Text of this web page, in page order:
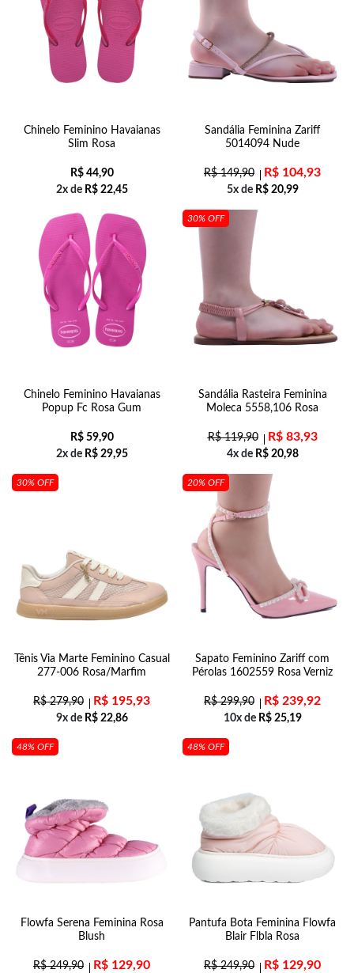
Chinelo Feminino Havaianas
Slim Rosa
R$44,90
2x de R$22,45
Sandália Feminina Zariff
5014094 Nude
R$149,90 R$ 104,93
5x de R$20,99
Chinelo Feminino Havaianas
Popup Fc Rosa Gum
R$59,90
2x de R$29,95
30% OFF
Sandália Rasteira Feminina
Moleca 5558,106 Rosa
R$119,90 R$83,93
4x de R$20,98
30% OFF
Tênis Via Marte Feminino Casual
277-006 Rosa/Marfim
R$279,90 R$ 195,93
9x de R$22,86
20% OFF
Sapato Feminino Zariff com
Pérolas 1602559 Rosa Verniz
R$299,90 R$ 239,92
10x de R$25,19
48% OFF
Flowfa Serena Feminina Rosa
Blush
R$249,90 R$ 129,90
48% OFF
Pantufa Bota Feminina Flowfa
Blair Flbla Rosa
R$249,90 R$ 129,90